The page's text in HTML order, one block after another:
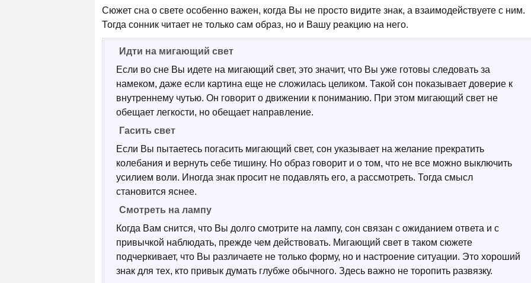
Сюжет сна о свете особенно важен, когда Вы не просто видите знак, а взаимодействуете с ним.
Тогда сонник читает не только сам образ, но и Вашу реакцию на него.
Идти на мигающий свет
Если во сне Вы идете на мигающий свет, это значит, что Вы уже готовы следовать за
намеком, даже если картина еще не сложилась целиком. Такой сон показывает доверие к
внутреннему чутью. Он говорит о движении к пониманию. При этом мигающий свет не
обещает легкости, но обещает направление.
Гасить свет
Если Вы пытаетесь погасить мигающий свет, сон указывает на желание прекратить
колебания и вернуть себе тишину. Но образ говорит и о том, что не все можно выключить
усилием воли. Иногда знак просит не подавлять его, а рассмотреть. Тогда смысл
становится яснее.
Смотреть на лампу
Когда Вам снится, что Вы долго смотрите на лампу, сон связан с ожиданием ответа и с
привычкой наблюдать, прежде чем действовать. Мигающий свет в таком сюжете
подчеркивает, что Вы различаете не только форму, но и настроение ситуации. Это хороший
знак для тех, кто привык думать глубже обычного. Здесь важно не торопить развязку.